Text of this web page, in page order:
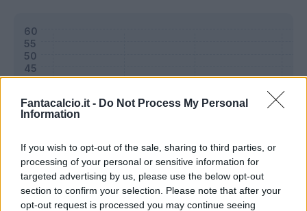
Fantacalcio.it - Do Not Process My Personal
Information
If you wish to opt-out of the sale, sharing to third parties, or
processing of your personal or sensitive information for
targeted advertising by us, please use the below opt-out
section to confirm your selection. Please note that after your
opt-out request is processed you may continue seeing